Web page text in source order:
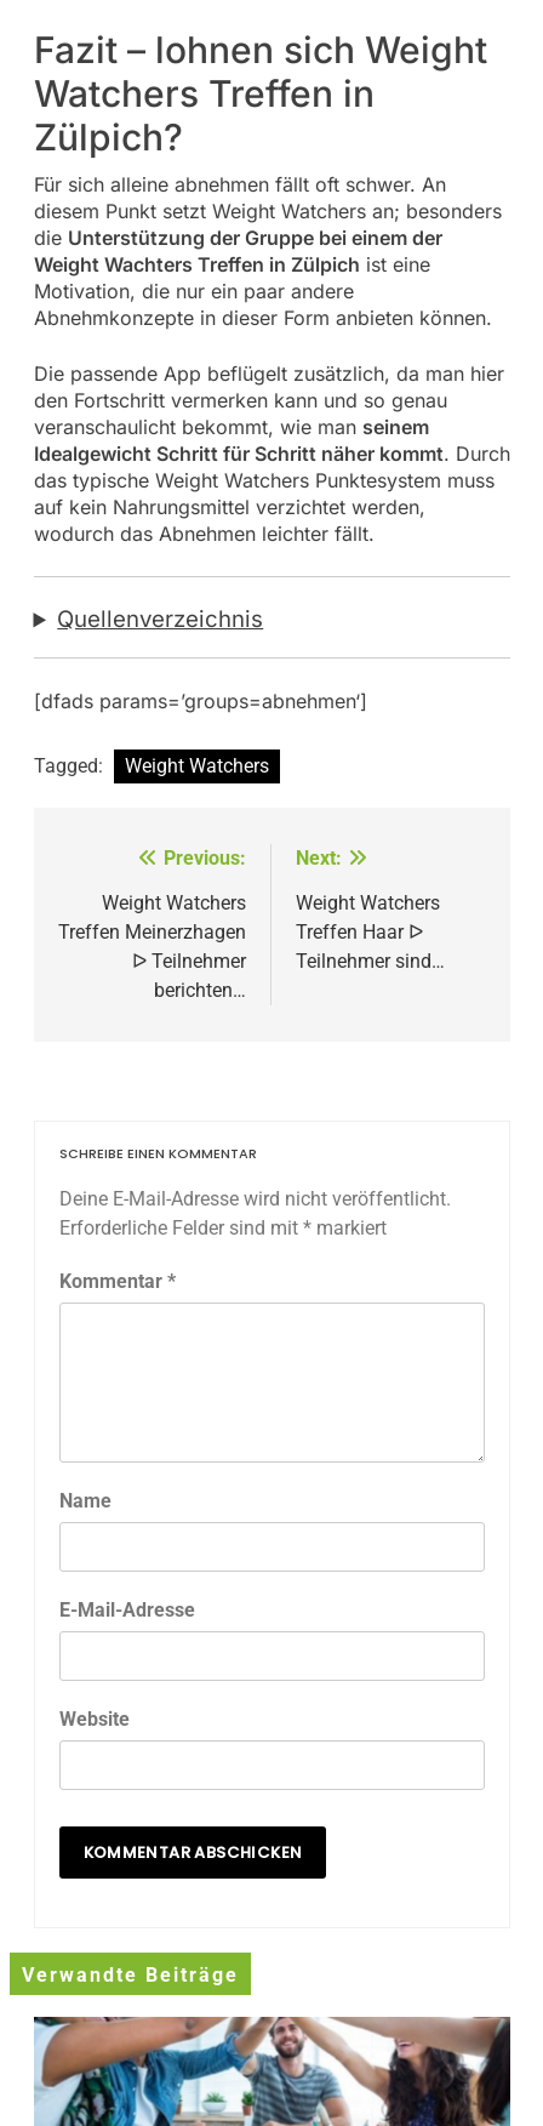
Fazit – lohnen sich Weight
Watchers Treffen in
Zülpich?
Für sich alleine abnehmen fällt oft schwer. An
diesem Punkt setzt Weight Watchers an; besonders
die Unterstützung der Gruppe bei einem der
Weight Wachters Treffen in Zülpich ist eine
Motivation, die nur ein paar andere
Abnehmkonzepte in dieser Form anbieten können.
Die passende App beflügelt zusätzlich, da man hier
den Fortschritt vermerken kann und so genau
veranschaulicht bekommt, wie man seinem
Idealgewicht Schritt für Schritt näher kommt. Durch
das typische Weight Watchers Punktesystem muss
auf kein Nahrungsmittel verzichtet werden,
wodurch das Abnehmen leichter fällt.
Quellenverzeichnis
[dfads params=’groups=abnehmen‘]
Tagged: Weight Watchers
Beitragsnavigation
Previous:
Weight Watchers
Treffen Meinerzhagen
ᐅ Teilnehmer
berichten…
Next:
Weight Watchers
Treffen Haar ᐅ
Teilnehmer sind…
SCHREIBE EINEN KOMMENTAR
Deine E-Mail-Adresse wird nicht veröffentlicht.
Erforderliche Felder sind mit *markiert
Kommentar *
Name
E-Mail-Adresse
Website
Verwandte Beiträge